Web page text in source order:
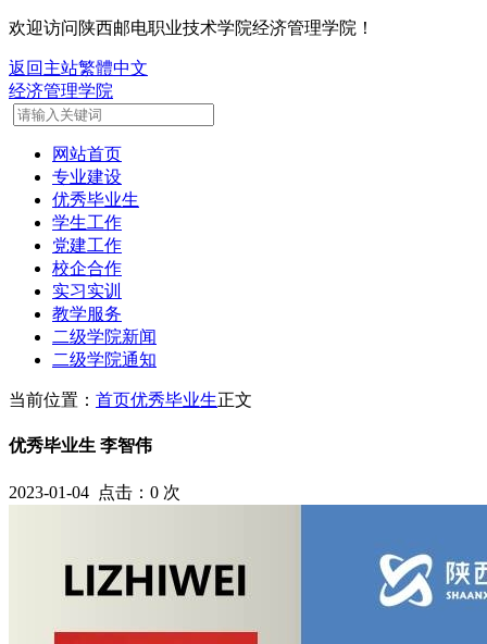
欢迎访问陕西邮电职业技术学院经济管理学院！
返回主站繁體中文
经济管理学院
网站首页
专业建设
优秀毕业生
学生工作
党建工作
校企合作
实习实训
教学服务
二级学院新闻
二级学院通知
当前位置： 首页优秀毕业生正文
优秀毕业生 李智伟
2023-01-04 点击： 0 次